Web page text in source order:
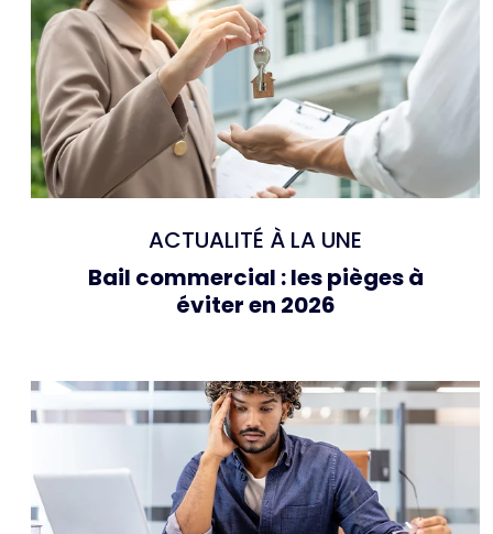
ACTUALITÉ À LA UNE
Bail commercial : les pièges à
éviter en 2026